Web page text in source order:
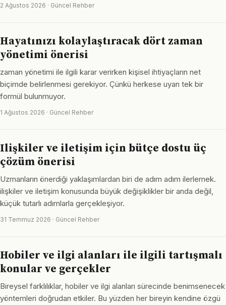
2 Ağustos 2026 · Güncel Rehber
Hayatınızı kolaylaştıracak dört zaman
yönetimi önerisi
zaman yönetimi ile ilgili karar verirken kişisel ihtiyaçların net
biçimde belirlenmesi gerekiyor. Çünkü herkese uyan tek bir
formül bulunmuyor.
1 Ağustos 2026 · Güncel Rehber
Ilişkiler ve iletişim için bütçe dostu üç
çözüm önerisi
Uzmanların önerdiği yaklaşımlardan biri de adım adım ilerlemek.
ilişkiler ve iletişim konusunda büyük değişiklikler bir anda değil,
küçük tutarlı adımlarla gerçekleşiyor.
31 Temmuz 2026 · Güncel Rehber
Hobiler ve ilgi alanları ile ilgili tartışmalı
konular ve gerçekler
Bireysel farklılıklar, hobiler ve ilgi alanları sürecinde benimsenecek
yöntemleri doğrudan etkiler. Bu yüzden her bireyin kendine özgü